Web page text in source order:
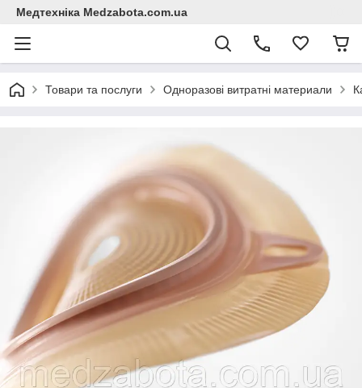
Медтехніка Medzabota.com.ua
Товари та послуги Одноразові витратні материали